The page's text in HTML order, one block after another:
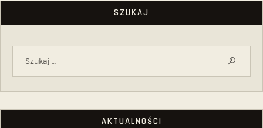
SZUKAJ
AKTUALNOŚCI